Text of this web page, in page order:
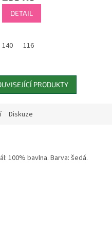
5,0
hvězdiček.
DETAIL
140 116
PRODUKTY
Diskuze
100% bavlna. Barva: šedá.